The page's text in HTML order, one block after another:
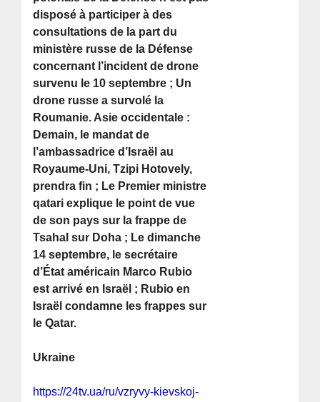
disposé à participer à des
consultations de la part du
ministère russe de la Défense
concernant l’incident de drone
survenu le 10 septembre ; Un
drone russe a survolé la
Roumanie. Asie occidentale :
Demain, le mandat de
l’ambassadrice d’Israël au
Royaume-Uni, Tzipi Hotovely,
prendra fin ; Le Premier ministre
qatari explique le point de vue
de son pays sur la frappe de
Tsahal sur Doha ; Le dimanche
14 septembre, le secrétaire
d’État américain Marco Rubio
est arrivé en Israël ; Rubio en
Israël condamne les frappes sur
le Qatar.
Ukraine
https://24tv.ua/ru/vzryvy-kievskoj-